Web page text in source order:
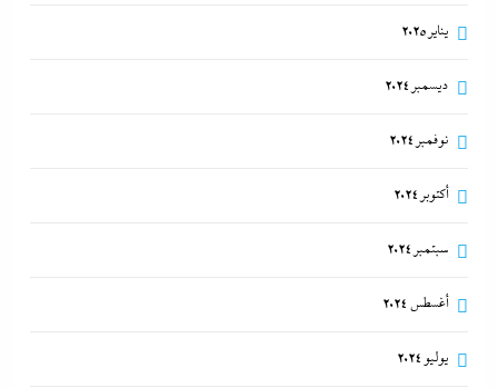
يناير 2025
ديسمبر 2024
نوفمبر 2024
أكتوبر 2024
سبتمبر 2024
أغسطس 2024
يوليو 2024